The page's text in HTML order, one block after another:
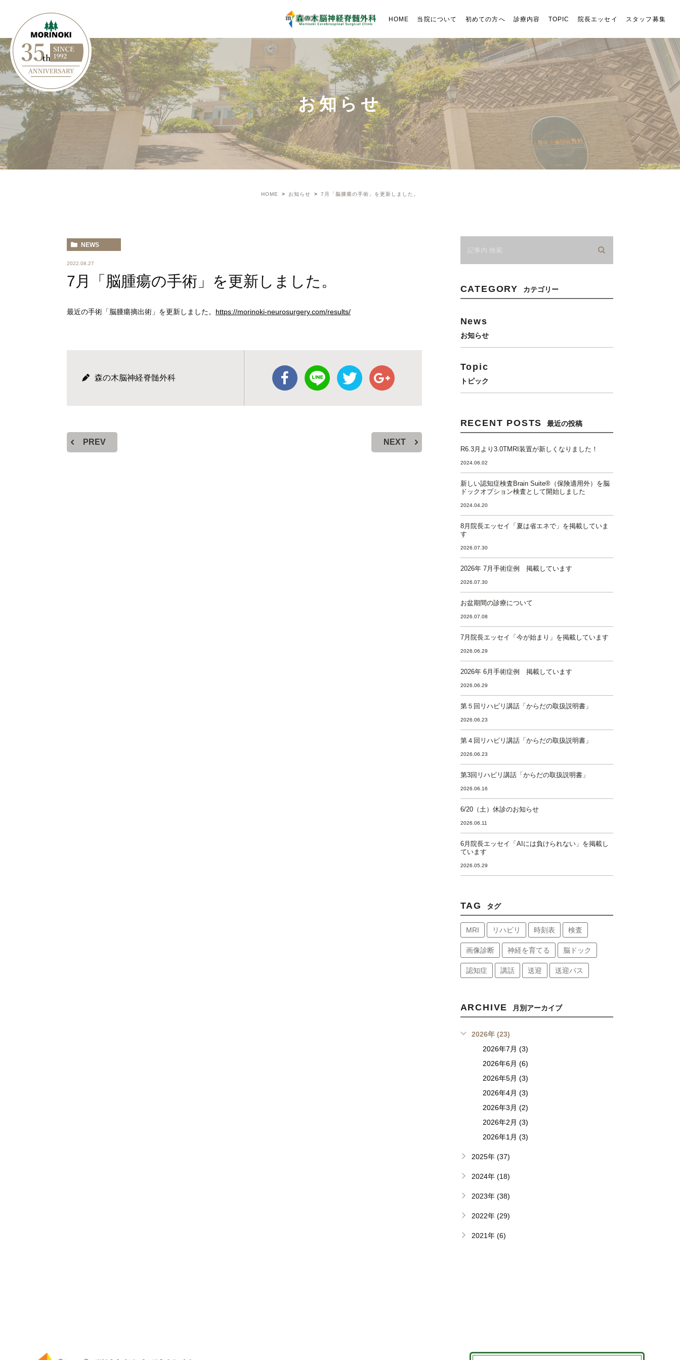
HOME 当院について 初めての方へ 診療内容 TOPIC 院長エッセイ スタッフ募集
お知らせ
HOME お知らせ 7月「脳腫瘍の手術」を更新しました。
NEWS
2022.08.27
7月「脳腫瘍の手術」を更新しました。
最近の手術「脳腫瘍摘出術」を更新しました。 https://morinoki-neurosurgery.com/results/
森の木脳神経脊髄外科
PREV NEXT
CATEGORY カテゴリー
News
お知らせ
Topic
トピック
RECENT POSTS 最近の投稿
R6.3月より3.0TMRI装置が新しくなりました！
2024.06.02
新しい認知症検査Brain Suite®（保険適用外）を脳
ドックオプション検査として開始しました
2024.04.20
8月院長エッセイ「夏は省エネで」を掲載していま
す
2026.07.30
2026年 7月手術症例 掲載しています
2026.07.30
お盆期間の診療について
2026.07.08
7月院長エッセイ「今が始まり」を掲載しています
2026.06.29
2026年 6月手術症例 掲載しています
2026.06.29
第５回リハビリ講話「からだの取扱説明書」
2026.06.23
第４回リハビリ講話「からだの取扱説明書」
2026.06.23
第3回リハビリ講話「からだの取扱説明書」
2026.06.16
6/20（土）休診のお知らせ
2026.06.11
6月院長エッセイ「AIには負けられない」を掲載し
ています
2026.05.29
TAG タグ
MRI リハビリ 時刻表 検査
画像診断 神経を育てる 脳ドック
認知症 講話 送迎 送迎バス
ARCHIVE 月別アーカイブ
2026年 (23)
2026年7月 (3)
2026年6月 (6)
2026年5月 (3)
2026年4月 (3)
2026年3月 (2)
2026年2月 (3)
2026年1月 (3)
2025年 (37)
2024年 (18)
2023年 (38)
2022年 (29)
2021年 (6)